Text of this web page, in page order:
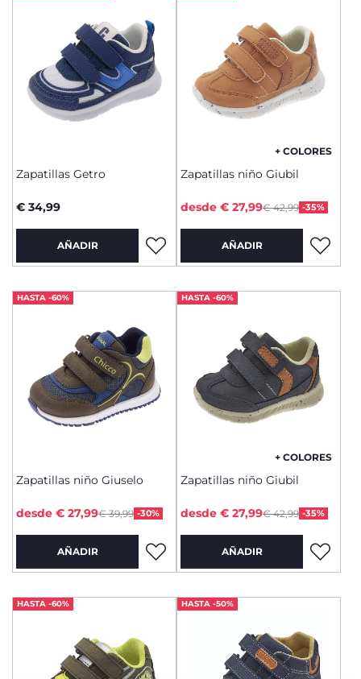
Zapatillas Getro
€ 34,99
AÑADIR
+ COLORES
Zapatillas niño Giubil
Price reduced from
€ 42,99 -35%
to
desde € 27,99
AÑADIR
HASTA -60%
Zapatillas niño Giuselo
Price reduced from
€ 39,99 -30%
to
desde € 27,99
AÑADIR
HASTA -60%
+ COLORES
Zapatillas niño Giubil
Price reduced from
€ 42,99 -35%
to
desde € 27,99
AÑADIR
HASTA -60% HASTA -50%